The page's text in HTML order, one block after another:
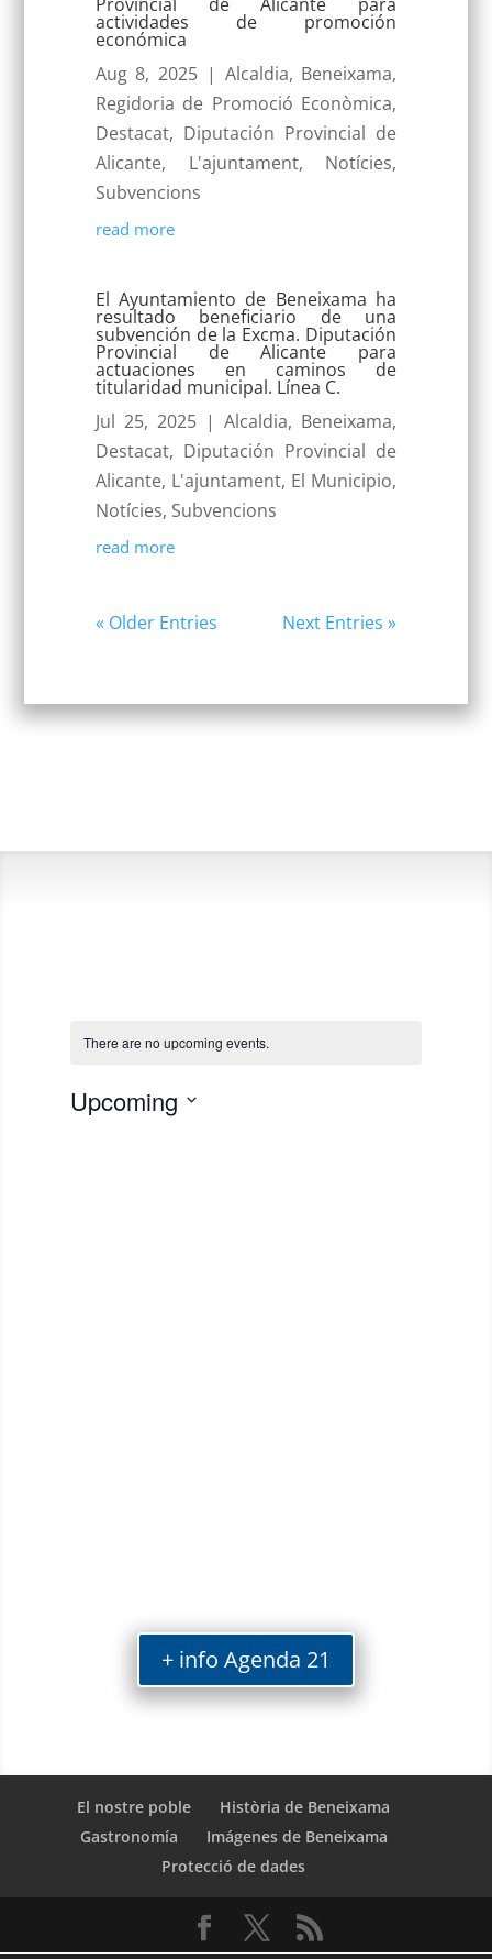
actividades de promoción
económica
Aug 8, 2025 | Alcaldia, Beneixama,
Regidoria de Promoció Econòmica,
Destacat, Diputación Provincial de
Alicante, L'ajuntament, Notícies,
Subvencions
read more
El Ayuntamiento de Beneixama ha
resultado beneficiario de una
subvención de la Excma. Diputación
Provincial de Alicante para
actuaciones en caminos de
titularidad municipal. Línea C.
Jul 25, 2025|Alcaldia, Beneixama,
Destacat, Diputación Provincial de
Alicante, L'ajuntament, El Municipio,
Notícies, Subvencions
read more
« Older Entries Next Entries »
There are no upcoming events.
Upcoming
+ info Agenda 21
El nostre poble
Història de Beneixama
Gastronomía
Imágenes de Beneixama
Protecció de dades